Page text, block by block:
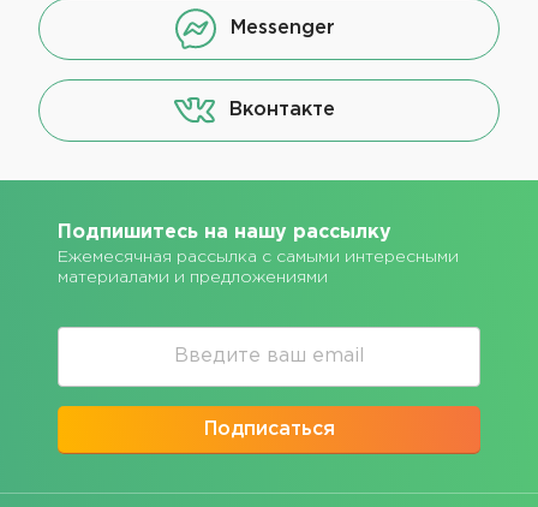
Messenger
Вконтакте
Подпишитесь на нашу рассылку
Ежемесячная рассылка с самыми интересными
материалами и предложениями
Подписаться